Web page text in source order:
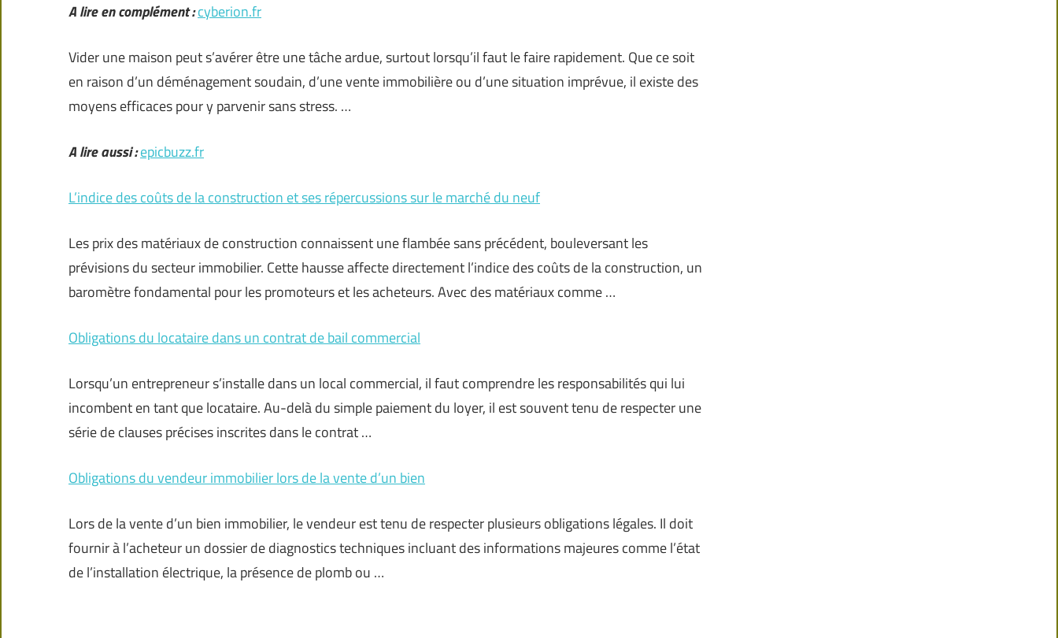
A lire en complément :cyberion.fr
Vider une maison peut s’avérer être une tâche ardue, surtout lorsqu’il faut le faire rapidement. Que ce soit
en raison d’un déménagement soudain, d’une vente immobilière ou d’une situation imprévue, il existe des
moyens efficaces pour y parvenir sans stress. …
A lire aussi :epicbuzz.fr
L’indice des coûts de la construction et ses répercussions sur le marché du neuf
Les prix des matériaux de construction connaissent une flambée sans précédent, bouleversant les
prévisions du secteur immobilier. Cette hausse affecte directement l’indice des coûts de la construction, un
baromètre fondamental pour les promoteurs et les acheteurs. Avec des matériaux comme …
Obligations du locataire dans un contrat de bail commercial
Lorsqu’un entrepreneur s’installe dans un local commercial, il faut comprendre les responsabilités qui lui
incombent en tant que locataire. Au-delà du simple paiement du loyer, il est souvent tenu de respecter une
série de clauses précises inscrites dans le contrat …
Obligations du vendeur immobilier lors de la vente d’un bien
Lors de la vente d’un bien immobilier, le vendeur est tenu de respecter plusieurs obligations légales. Il doit
fournir à l’acheteur un dossier de diagnostics techniques incluant des informations majeures comme l’état
de l’installation électrique, la présence de plomb ou …